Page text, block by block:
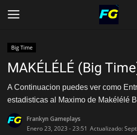
Inicio
NOVEDADES
ESTADISTICAS JUGADORES
MEJORANDO CUENTAS
Big Time
MAKÉLÉLÉ (Big
A Continuacion puedes ver como
estadisticas al Maximo de Makélélé
Frankyn Gameplays
Enero 23, 2023 - 23:51 Actualizado: